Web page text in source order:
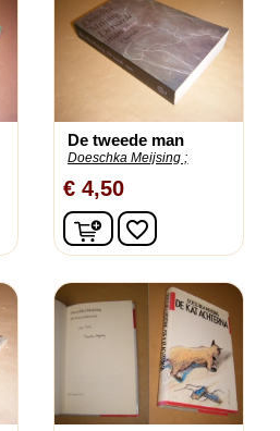
De tweede man
Doeschka Meijsing ;
€ 4,50
In winkelwagen
favorite_border